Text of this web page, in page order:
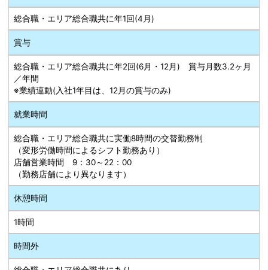
総合職・エリア総合職共に年1回(4月)
賞与
総合職・エリア総合職共に年2回(6月・12月) 賞与月数3.2ヶ月
／年間
※業績連動(入社1年目は、12月の賞与のみ)
就業時間
総合職・エリア総合職共に実働8時間の交替勤務制
（変形労働時間によるシフト勤務あり）
店舗営業時間 9：30～22：00
（勤務店舗により異なります）
休憩時間
1時間
時間外